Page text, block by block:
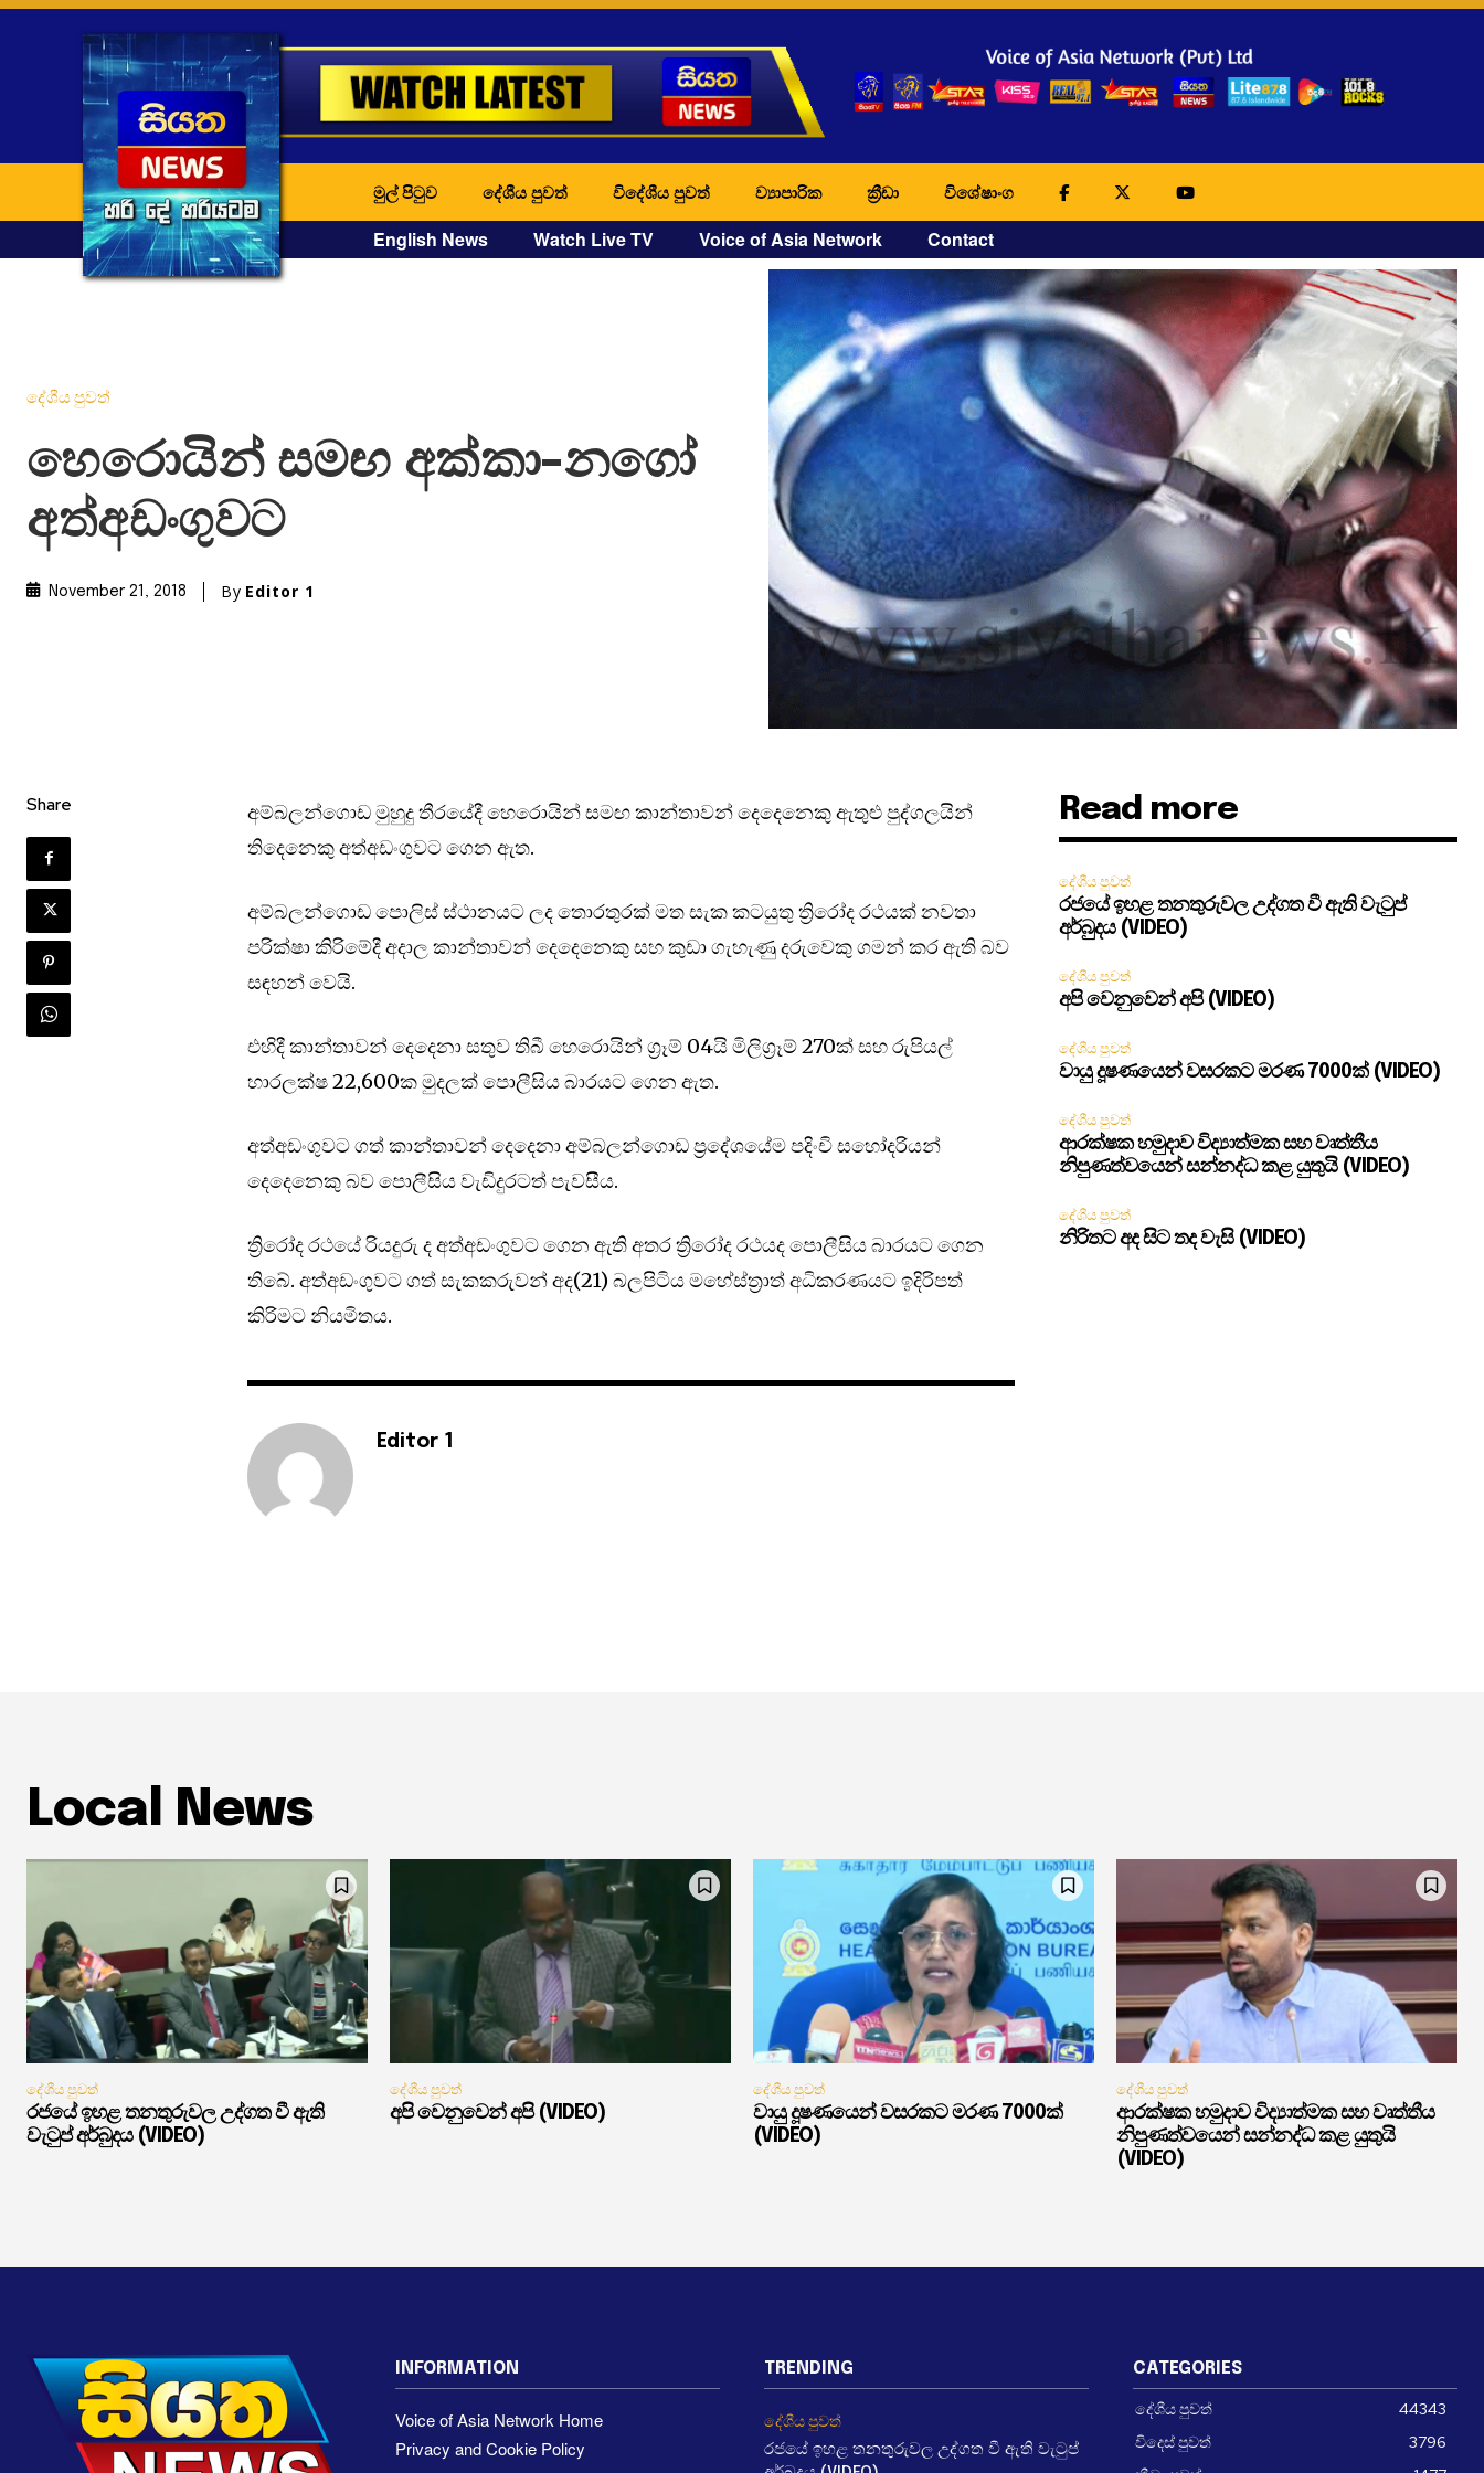
මුල් පිටුව දේශීය පුවත් විදේශීය පුවත් ව්‍යාපාරික ක්‍රීඩා විශේෂාංග
English News Watch Live TV Voice of Asia Network Contact
දේශීය පුවත්
හෙරොයින් සමඟ අක්කා-නගෝ
අත්අඩංගුවට
November 21, 2018 By Editor 1
Share
අම්බලන්ගොඩ මුහුදු තීරයේදී හෙරොයින් සමඟ කාන්තාවන් දෙදෙනෙකු ඇතුළු පුද්ගලයින්
තිදෙනෙකු අත්අඩංගුවට ගෙන ඇත.
අම්බලන්ගොඩ පොලිස් ස්ථානයට ලද තොරතුරක් මත සැක කටයුතු ත්‍රිරෝද රථයක් නවතා
පරික්ෂා කිරිමේදී අදාල කාන්තාවන් දෙදෙනෙකු සහ කුඩා ගැහැණු දරුවෙකු ගමන් කර ඇති බව
සඳහන් වෙයි.
එහිදී කාන්තාවන් දෙදෙනා සතුව තිබී හෙරොයින් ග්‍රෑම් 04යි මිලිග්‍රෑම් 270ක් සහ රුපියල්
හාරලක්ෂ 22,600ක මුදලක් පොලීසිය බාරයට ගෙන ඇත.
අත්අඩංගුවට ගත් කාන්තාවන් දෙදෙනා අම්බලන්ගොඩ ප්‍රදේශයේම පදිංචි සහෝදරියන්
දෙදෙනෙකු බව පොලීසිය වැඩිදුරටත් පැවසීය.
ත්‍රිරෝද රථයේ රියදුරු ද අත්අඩංගුවට ගෙන ඇති අතර ත්‍රිරෝද රථයද පොලීසිය බාරයට ගෙන
තිබේ. අත්අඩංගුවට ගත් සැකකරුවන් අද(21) බලපිටිය මහේස්ත්‍රාත් අධිකරණයට ඉදිරිපත්
කිරිමට නියමිතය.
Editor 1
Read more
දේශීය පුවත්
රජයේ ඉහළ තනතුරුවල උද්ගත වී ඇති වැටුප්
අර්බුදය (VIDEO)
දේශීය පුවත්
අපි වෙනුවෙන් අපි (VIDEO)
දේශීය පුවත්
වායු දූෂණයෙන් වසරකට මරණ 7000ක් (VIDEO)
දේශීය පුවත්
ආරක්ෂක හමුදාව විද්‍යාත්මක සහ වෘත්තීය
නිපුණත්වයෙන් සන්නද්ධ කළ යුතුයි (VIDEO)
දේශීය පුවත්
නිරිතට අද සිට තද වැසි (VIDEO)
Local News
දේශීය පුවත්
රජයේ ඉහළ තනතුරුවල උද්ගත වී ඇති
වැටුප් අර්බුදය (VIDEO)
දේශීය පුවත්
අපි වෙනුවෙන් අපි (VIDEO)
දේශීය පුවත්
වායු දූෂණයෙන් වසරකට මරණ 7000ක්
(VIDEO)
දේශීය පුවත්
ආරක්ෂක හමුදාව විද්‍යාත්මක සහ වෘත්තීය
නිපුණත්වයෙන් සන්නද්ධ කළ යුතුයි
(VIDEO)
INFORMATION
Voice of Asia Network Home
Privacy and Cookie Policy
TRENDING
දේශීය පුවත්
රජයේ ඉහළ තනතුරුවල උද්ගත වී ඇති වැටුප්
CATEGORIES
දේශීය පුවත්
44343
විදෙස් පුවත්
3796